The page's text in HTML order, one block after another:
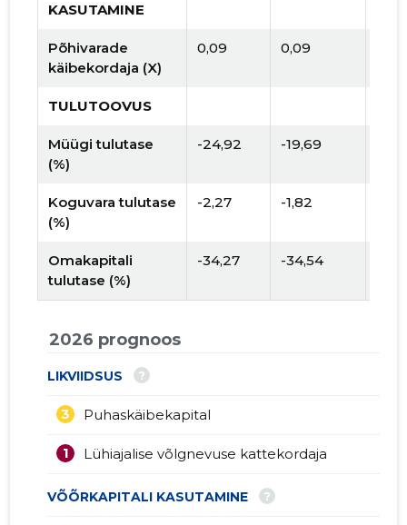
KASUTAMINE
Põhivarade
käibekordaja (X)
0,09 0,09
TULUTOOVUS
Müügi tulutase
(%)
-24,92 -19,69
Koguvara tulutase
(%)
-2,27 -1,82
Omakapitali
tulutase (%)
-34,27 -34,54
2026 prognoos
LIKVIIDSUS ?
Puhaskäibekapital
3
Lühiajalise võlgnevuse kattekordaja
1
VÕÕRKAPITALI KASUTAMINE ?